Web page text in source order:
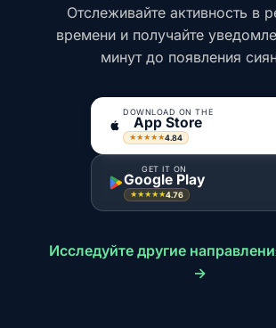
Отслеживайте активность в
времени и получайте
минут до появления
DOWNLOAD ON THE
App Store
★★★★★4.84
GET IT ON
Google Play
★★★★★4.76
Исследуйте другие
→